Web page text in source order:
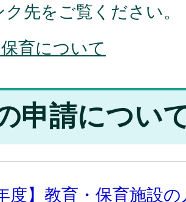
先をご覧ください。
育について
申請につい
度】教育・ 保育施設